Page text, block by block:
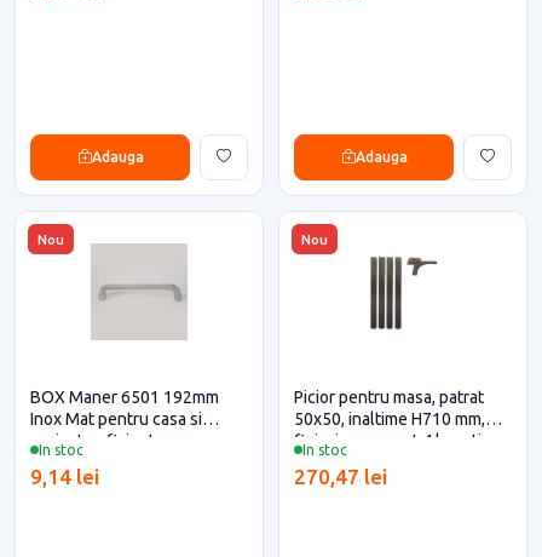
Adauga Adauga
Nou
In stoc
BOX Maner 6501 192mm
Inox Mat pentru casa si
proiecte eficiente
9,14 lei
Nou
In stoc
Picior pentru masa, patrat
50x50, inaltime H710 mm,
finisaj negru, set 4 bucati
270,47 lei